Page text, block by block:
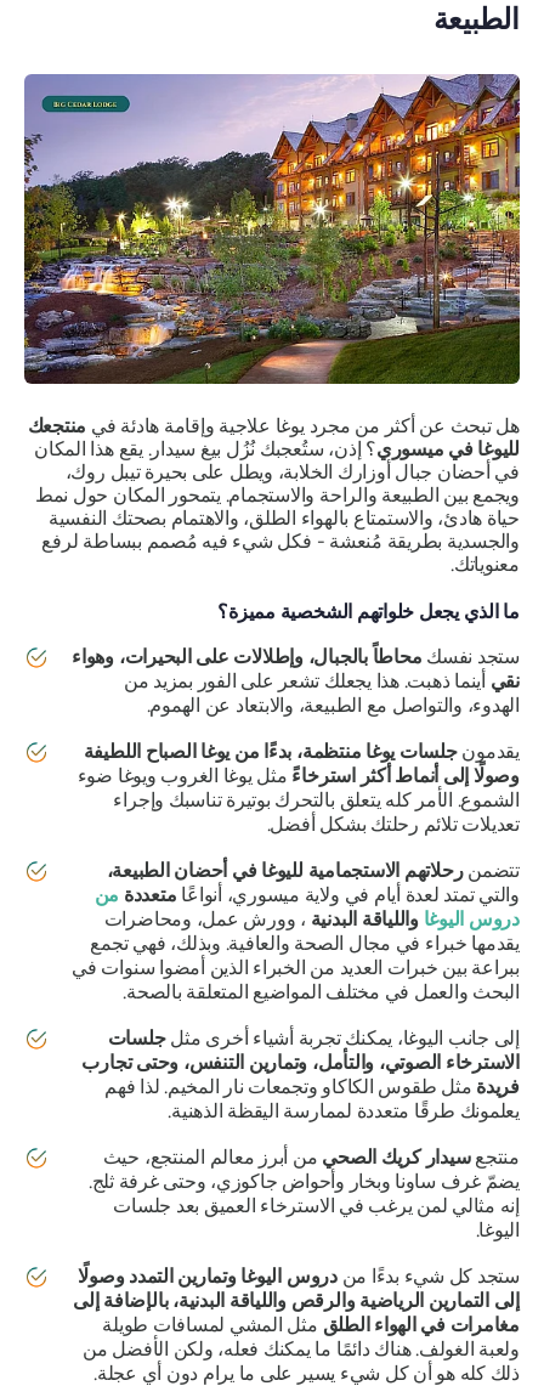
الطبيعة
هل تبحث عن أكثر من مجرد يوغا علاجية وإقامة هادئة في منتجعك
لليوغا في ميسوري؟ إذن، ستُعجبك نُزُل بيغ سيدار. يقع هذا المكان
في أحضان جبال أوزارك الخلابة، ويطل على بحيرة تيبل روك،
ويجمع بين الطبيعة والراحة والاستجمام. يتمحور المكان حول نمط
حياة هادئ، والاستمتاع بالهواء الطلق، والاهتمام بصحتك النفسية
والجسدية بطريقة مُنعشة - فكل شيء فيه مُصمم ببساطة لرفع
معنوياتك.
ما الذي يجعل خلواتهم الشخصية مميزة؟
ستجد نفسكمحاطاً بالجبال، وإطلالات على البحيرات، وهواء
نقيأينما ذهبت. هذا يجعلك تشعر على الفور بمزيد من
الهدوء، والتواصل مع الطبيعة، والابتعاد عن الهموم.
يقدمونجلسات يوغا منتظمة، بدءًا من يوغا الصباح اللطيفة
وصولًا إلى أنماط أكثر استرخاءًمثل يوغا الغروب ويوغا ضوء
الشموع. الأمر كله يتعلق بالتحرك بوتيرة تناسبك وإجراء
تعديلات تلائم رحلتك بشكل أفضل.
تتضمنرحلاتهم الاستجمامية لليوغا في أحضان الطبيعة،
والتي تمتد لعدة أيام في ولاية ميسوري، أنواعًامتعددةمن
دروس اليوغاواللياقة البدنية، وورش عمل، ومحاضرات
يقدمها خبراء في مجال الصحة والعافية. وبذلك، فهي تجمع
ببراعة بين خبرات العديد من الخبراء الذين أمضوا سنوات في
البحث والعمل في مختلف المواضيع المتعلقة بالصحة.
إلى جانب اليوغا، يمكنك تجربة أشياء أخرى مثل جلسات
الاسترخاء الصوتي، والتأمل، وتمارين التنفس، وحتى تجارب
فريدةمثل طقوس الكاكاو وتجمعات نار المخيم. لذا فهم
يعلمونك طرقًا متعددة لممارسة اليقظة الذهنية.
منتجعسيدار كريك الصحيمن أبرز معالم المنتجع، حيث
يضمّ غرف ساونا وبخار وأحواض جاكوزي، وحتى غرفة ثلج.
إنه مثالي لمن يرغب في الاسترخاء العميق بعد جلسات
اليوغا.
ستجد كل شيء بدءًا مندروس اليوغا وتمارين التمدد وصولًا
إلى التمارين الرياضية والرقص واللياقة البدنية، بالإضافة إلى
مغامرات في الهواء الطلقمثل المشي لمسافات طويلة
ولعبة الغولف. هناك دائمًا ما يمكنك فعله، ولكن الأفضل من
ذلك كله هو أن كل شيء يسير على ما يرام دون أي عجلة.